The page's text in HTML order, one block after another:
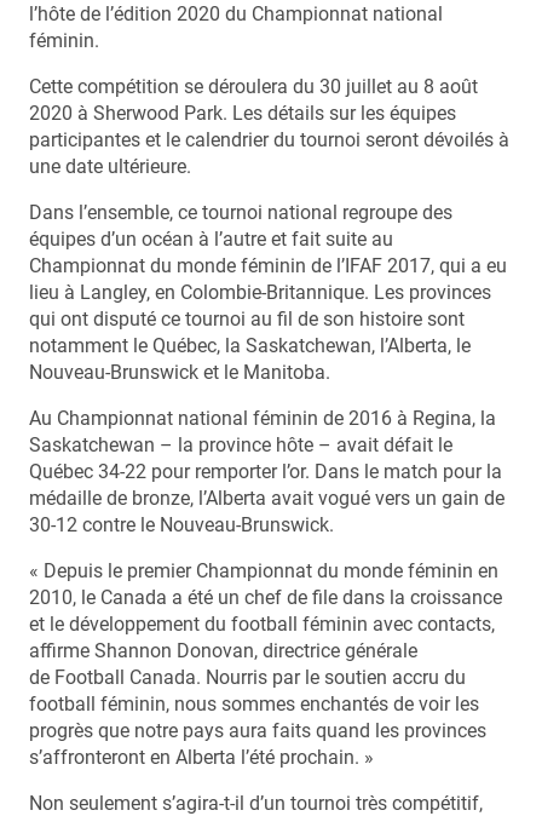
l’hôte de l’édition 2020 du Championnat national
féminin.
Cette compétition se déroulera du 30 juillet au 8 août
2020 à Sherwood Park. Les détails sur les équipes
participantes et le calendrier du tournoi seront dévoilés à
une date ultérieure.
Dans l’ensemble, ce tournoi national regroupe des
équipes d’un océan à l’autre et fait suite au
Championnat du monde féminin de l’IFAF 2017, qui a eu
lieu à Langley, en Colombie-Britannique. Les provinces
qui ont disputé ce tournoi au fil de son histoire sont
notamment le Québec, la Saskatchewan, l’Alberta, le
Nouveau-Brunswick et le Manitoba.
Au Championnat national féminin de 2016 à Regina, la
Saskatchewan – la province hôte – avait défait le
Québec 34-22 pour remporter l’or. Dans le match pour la
médaille de bronze, l’Alberta avait vogué vers un gain de
30-12 contre le Nouveau-Brunswick.
« Depuis le premier Championnat du monde féminin en
2010, le Canada a été un chef de file dans la croissance
et le développement du football féminin avec contacts,
affirme Shannon Donovan, directrice générale
de Football Canada. Nourris par le soutien accru du
football féminin, nous sommes enchantés de voir les
progrès que notre pays aura faits quand les provinces
s’affronteront en Alberta l’été prochain. »
Non seulement s’agira-t-il d’un tournoi très compétitif,